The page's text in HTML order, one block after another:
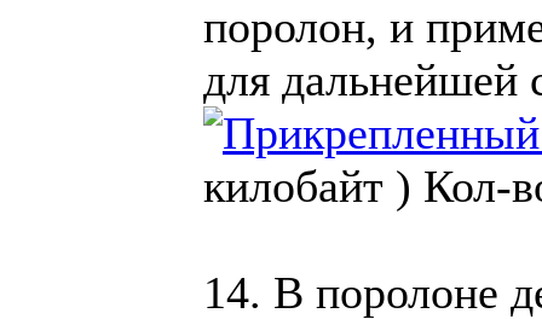
поролон, и
для дальнейшей
килобайт ) Кол-
14. В поролоне